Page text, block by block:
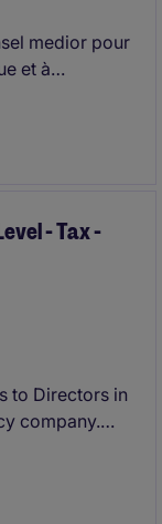
medior pour
et à
- Tax -
to Directors in
company.
and